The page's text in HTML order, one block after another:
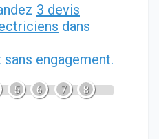
3 devis
dans
engagement.
5 6 7 8